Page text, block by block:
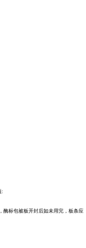
:
酶标包被板开封后如未用完，板条应